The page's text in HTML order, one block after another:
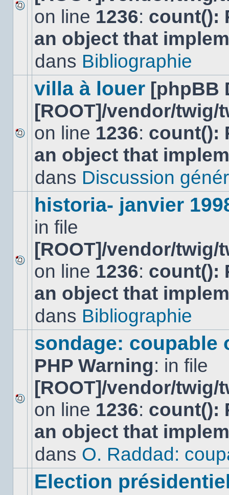
Aucun
nouveau
message
non-
dans
on line 1236: count():
an object that
dans Bibliographie
Aucun
nouveau
message
sujet.
villa à louer [phpBB
[ROOT]/vendor/
on line 1236: count():
an object that
dans Discussion
Aucun
nouveau
message
non-
dans
historia- janvier
in file
[ROOT]/vendor/
on line 1236: count():
an object that
dans Bibliographie
Aucun
nouveau
message
non-
dans
sondage: coupable
PHP Warning: in file
[ROOT]/vendor/
on line 1236: count():
an object that
dans O. Raddad:
Election